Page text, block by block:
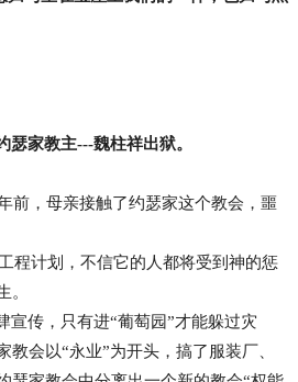
瑟家教主---魏柱祥出狱。
前，母亲接触了约瑟家这个教会，噩
程计划，不信它的人都将受到神的惩
。
宣传，只有进“葡萄园”才能躲过灾
会以“永业”为开头，搞了服装厂、